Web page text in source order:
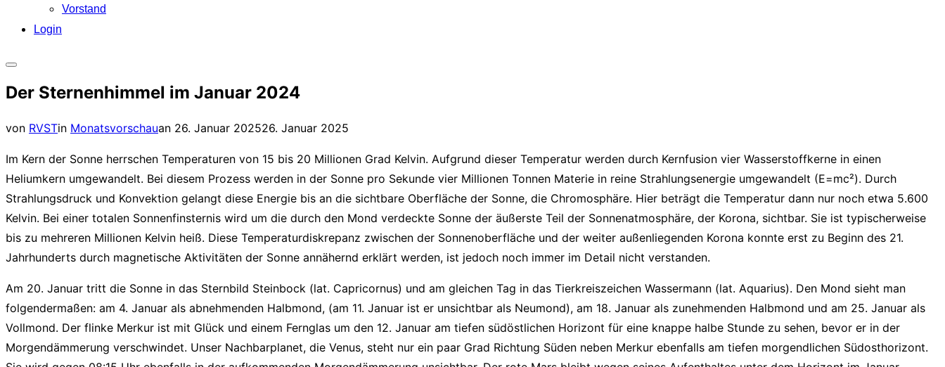
Vorstand
Login
&
umschalten
Der Sternenhimmel im Januar 2024
von RVSTin Monatsvorschauan Veröffentlicht
26. Januar 202526. Januar 2025
Im Kern der Sonne herrschen Temperaturen von 15 bis 20 Millionen Grad Kelvin. Aufgrund dieser Temperatur werden durch Kernfusion vier Wasserstoffkerne in einen
Heliumkern umgewandelt. Bei diesem Prozess werden in der Sonne pro Sekunde vier Millionen Tonnen Materie in reine Strahlungsenergie umgewandelt (E=mc²). Durch
Strahlungsdruck und Konvektion gelangt diese Energie bis an die sichtbare Oberfläche der Sonne, die Chromosphäre. Hier beträgt die Temperatur dann nur noch etwa 5.600
Kelvin. Bei einer totalen Sonnenfinsternis wird um die durch den Mond verdeckte Sonne der äußerste Teil der Sonnenatmosphäre, der Korona, sichtbar. Sie ist typischerweise
bis zu mehreren Millionen Kelvin heiß. Diese Temperaturdiskrepanz zwischen der Sonnenoberfläche und der weiter außenliegenden Korona konnte erst zu Beginn des 21.
Jahrhunderts durch magnetische Aktivitäten der Sonne annähernd erklärt werden, ist jedoch noch immer im Detail nicht verstanden.
Am 20. Januar tritt die Sonne in das Sternbild Steinbock (lat. Capricornus) und am gleichen Tag in das Tierkreiszeichen Wassermann (lat. Aquarius). Den Mond sieht man
folgendermaßen: am 4. Januar als abnehmenden Halbmond, (am 11. Januar ist er unsichtbar als Neumond), am 18. Januar als zunehmenden Halbmond und am 25. Januar als
Vollmond. Der flinke Merkur ist mit Glück und einem Fernglas um den 12. Januar am tiefen südöstlichen Horizont für eine knappe halbe Stunde zu sehen, bevor er in der
Morgendämmerung verschwindet. Unser Nachbarplanet, die Venus, steht nur ein paar Grad Richtung Süden neben Merkur ebenfalls am tiefen morgendlichen Südosthorizont.